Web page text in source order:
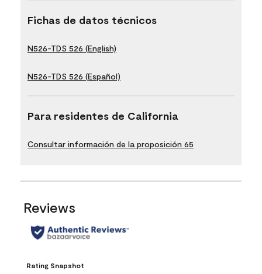
Fichas de datos técnicos
N526-TDS 526 (English)
N526-TDS 526 (Español)
Para residentes de California
Consultar información de la proposición 65
Reviews
Rating Snapshot